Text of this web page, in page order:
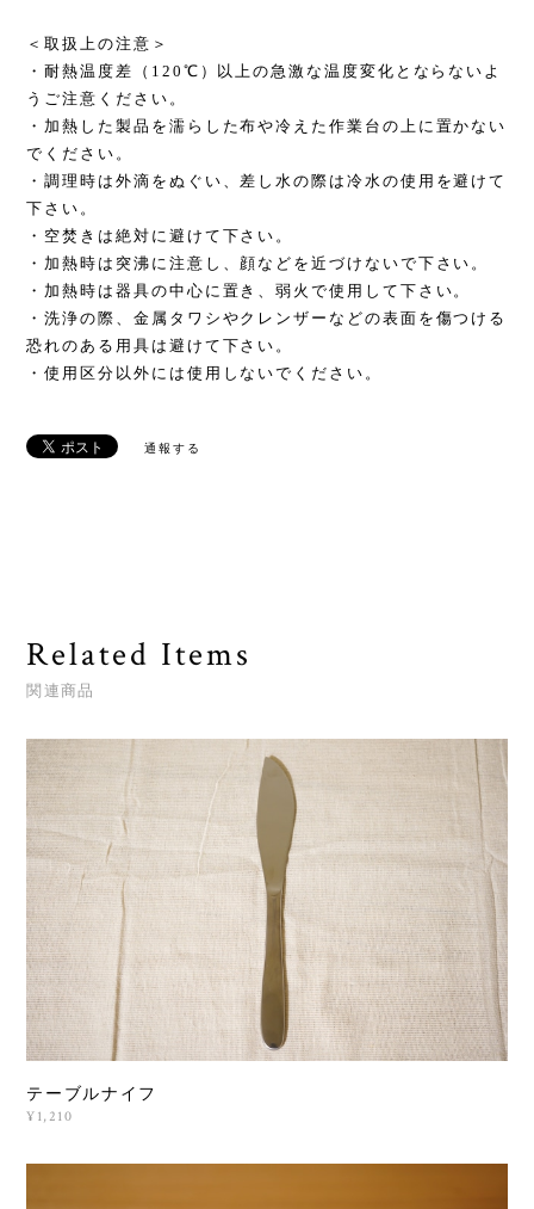
＜取扱上の注意＞
・耐熱温度差（120℃）以上の急激な温度変化とならないよ
うご注意ください。
・加熱した製品を濡らした布や冷えた作業台の上に置かない
でください。
・調理時は外滴をぬぐい、差し水の際は冷水の使用を避けて
下さい。
・空焚きは絶対に避けて下さい。
・加熱時は突沸に注意し、顔などを近づけないで下さい。
・加熱時は器具の中心に置き、弱火で使用して下さい。
・洗浄の際、金属タワシやクレンザーなどの表面を傷つける
恐れのある用具は避けて下さい。
・使用区分以外には使用しないでください。
通報する
Related Items
関連商品
テーブルナイフ
¥1,210